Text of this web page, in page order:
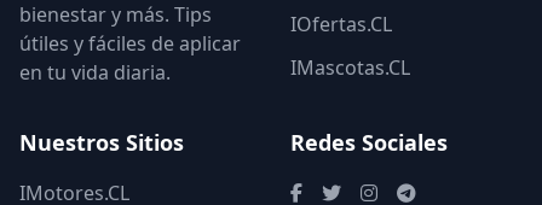
bienestar y más. Tips
útiles y fáciles de aplicar
en tu vida diaria.
IOfertas.CL
IMascotas.CL
Nuestros Sitios
IMotores.CL
Redes Sociales